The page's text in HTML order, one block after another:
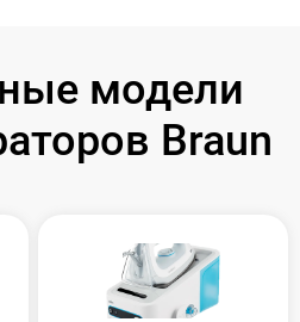
модели
Braun